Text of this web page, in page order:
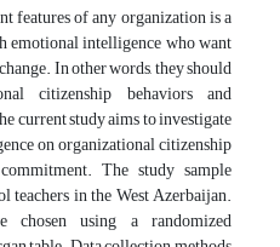
features of any organization is a
intelligence who want
In other words, they should
citizenship behaviors and
current study aims to investigate
on organizational citizenship
The study sample
teachers in the West Azerbaijan.
chosen using a randomized